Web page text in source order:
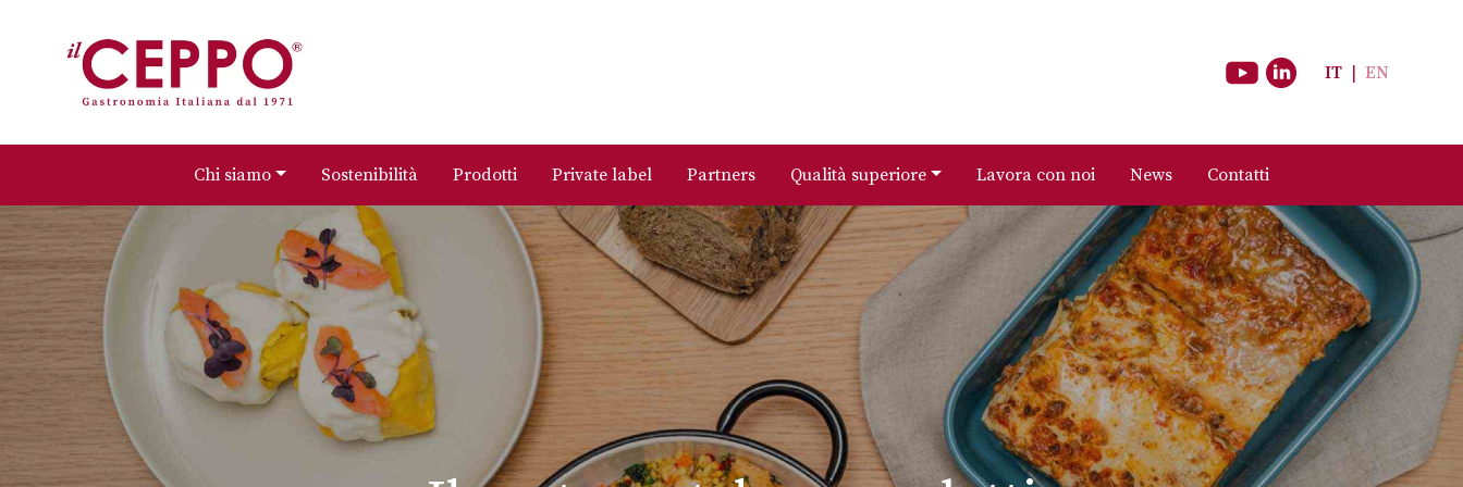
IT | EN
Chi siamo Sostenibilità Prodotti Private label Partners Qualità superiore Lavora con noi News Contatti